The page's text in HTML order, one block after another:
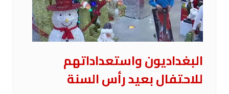
البغداديون واستعداداتهم
للاحتفال بعيد رأس السنة